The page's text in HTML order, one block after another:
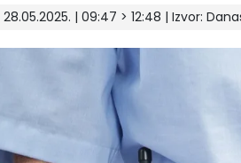
28.05.2025. | 09:47 > 12:48 | Izvor: